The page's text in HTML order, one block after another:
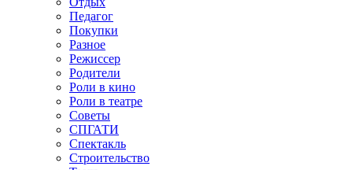
Педагог
Покупки
Разное
Режиссер
Родители
Роли в кино
Роли в театре
Советы
СПГАТИ
Спектакль
Строительство